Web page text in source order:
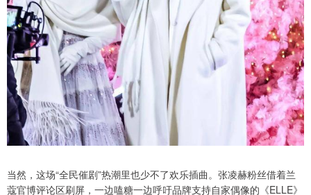
当然，这场“全民催剧”热潮里也少不了欢乐插曲。张凌赫粉丝借着兰
蔻官博评论区刷屏，一边嗑糖一边呼吁品牌支持自家偶像的《ELLE》